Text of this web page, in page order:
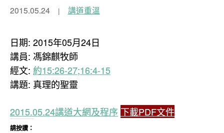
2015.05.24 講道重溫
日期: 2015年05月24日
講員: 馮錦麒牧師
經文: 約15:26-27;16:4-15
講題: 真理的聖靈
2015.05.24講道大網及程序 下載PDF文件
請按讚：